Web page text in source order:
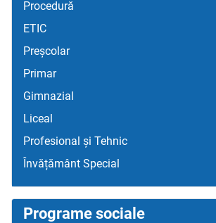
Procedură
ETIC
Preșcolar
Primar
Gimnazial
Liceal
Profesional și Tehnic
Învățământ Special
Programe sociale